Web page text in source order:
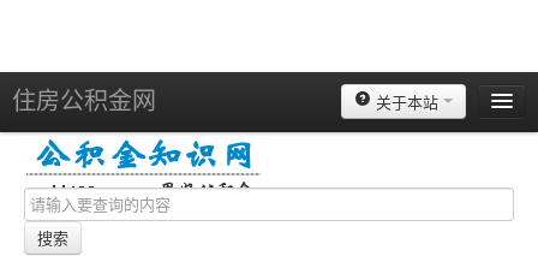
住房公积金网 关于本站
北京
上海
天津
搜索